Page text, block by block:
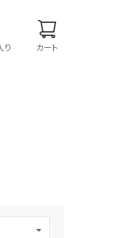
り カート